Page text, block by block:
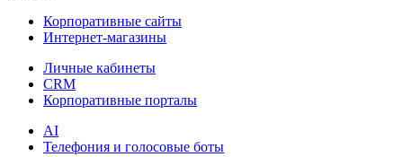
Корпоративные сайты
Интернет-магазины
Личные кабинеты
CRM
Корпоративные порталы
AI
Телефония и голосовые боты